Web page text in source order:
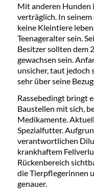
Mit anderen Hunden
verträglich. In
keine Kleintiere
Teenageralter sein.
Besitzer sollten dem
gewachsen sein.
unsicher, taut jedoch
sehr über seine
Rassebedingt bringt
Baustellen mit sich,
Medikamente.
Spezialfutter.
verantwortlichen
krankhaftem
Rückenbereich
die Tierpflegerinnen
genauer.